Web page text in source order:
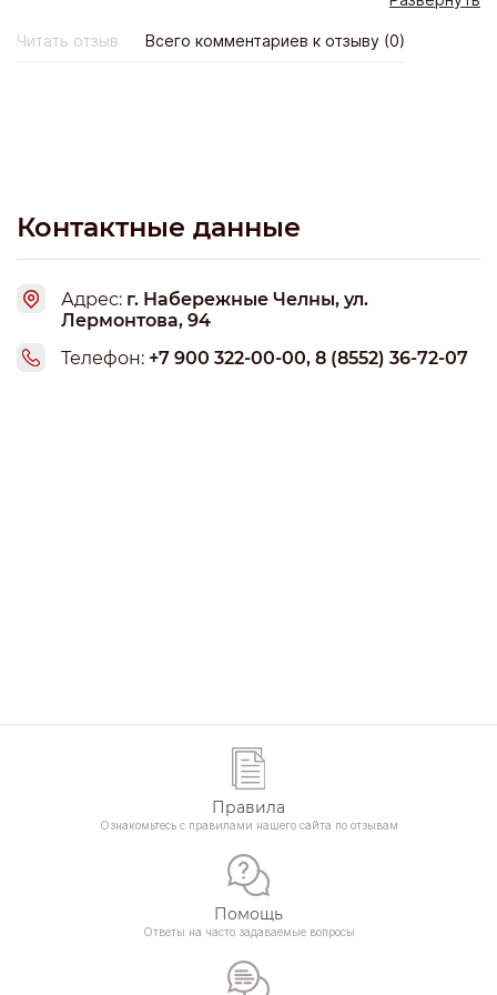
своевременно.Прием заявок на поставку и покупку
продукции осуществляется без выходных в
Читать отзыв Всего комментариев к отзыву (0)
Контактные данные
Адрес: г. Набережные Челны, ул.
Лермонтова, 94
Телефон: +7 900 322-00-00, 8 (8552) 36-72-07
Правила
Ознакомьтесь с правилами нашего сайта по отзывам
Помощь
Ответы на часто задаваемые вопросы